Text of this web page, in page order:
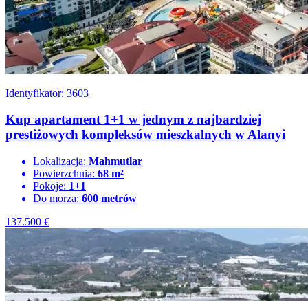
Identyfikator: 3603
Kup apartament 1+1 w jednym z najbardziej
prestiżowych kompleksów mieszkalnych w Alanyi
Lokalizacja: Mahmutlar
Powierzchnia: 68 m²
Pokoje: 1+1
Do morza: 600 metrów
137.500 €